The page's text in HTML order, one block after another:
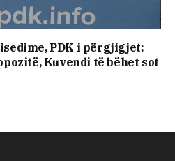
PDK i përgjigjet:
Kuvendi të bëhet sot